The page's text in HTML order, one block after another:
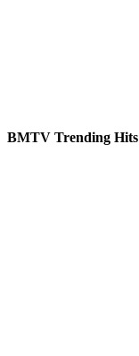
BMTV Trending Hits